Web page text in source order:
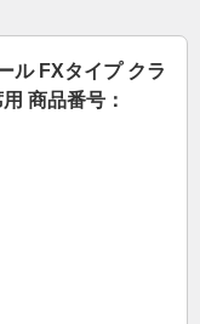
ル FXタイプ クラ
商品番号：